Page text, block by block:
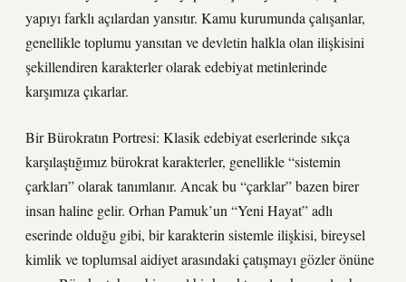
yapıyı farklı açılardan yansıtır. Kamu kurumunda çalışanlar,
genellikle toplumu yansıtan ve devletin halkla olan ilişkisini
şekillendiren karakterler olarak edebiyat metinlerinde
karşımıza çıkarlar.
Bir Bürokratın Portresi: Klasik edebiyat eserlerinde sıkça
karşılaştığımız bürokrat karakterler, genellikle “sistemin
çarkları” olarak tanımlanır. Ancak bu “çarklar” bazen birer
insan haline gelir. Orhan Pamuk’un “Yeni Hayat” adlı
eserinde olduğu gibi, bir karakterin sistemle ilişkisi, bireysel
kimlik ve toplumsal aidiyet arasındaki çatışmayı gözler önüne